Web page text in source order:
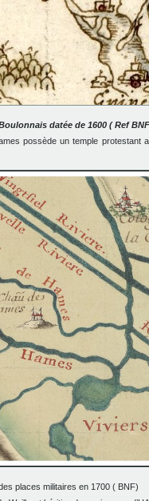
datée de 1600 ( Ref
possède un temple protestant
places militaires en 1700 ( BNF)